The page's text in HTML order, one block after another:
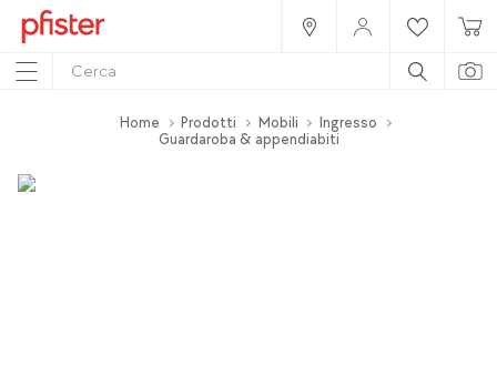
Home Prodotti Mobili
Ingresso
Guardaroba & appendiabiti